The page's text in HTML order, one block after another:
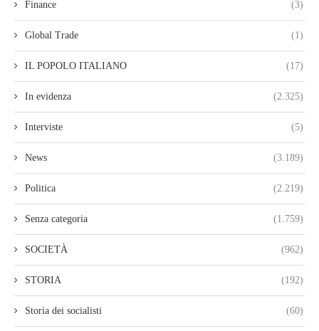
Finance (3)
Global Trade (1)
IL POPOLO ITALIANO (17)
In evidenza (2.325)
Interviste (5)
News (3.189)
Politica (2.219)
Senza categoria (1.759)
SOCIETÀ (962)
STORIA (192)
Storia dei socialisti (60)